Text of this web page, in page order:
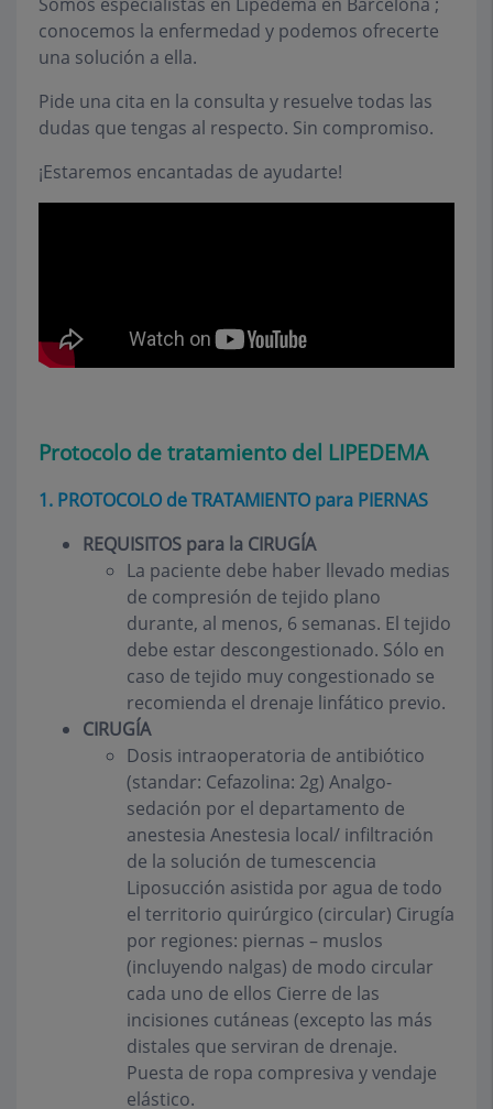
conocemos la enfermedad y podemos ofrecerte
una solución a ella.
Pide una cita en la consulta y resuelve todas las
dudas que tengas al respecto. Sin compromiso.
¡Estaremos encantadas de ayudarte!
Protocolo de tratamiento del LIPEDEMA
1. PROTOCOLO de TRATAMIENTO para PIERNAS
REQUISITOS para la CIRUGÍA
La paciente debe haber llevado medias
de compresión de tejido plano
durante, al menos, 6 semanas. El tejido
debe estar descongestionado. Sólo en
caso de tejido muy congestionado se
recomienda el drenaje linfático previo.
CIRUGÍA
Dosis intraoperatoria de antibiótico
(standar: Cefazolina: 2g) Analgo-
sedación por el departamento de
anestesia Anestesia local/ infiltración
de la solución de tumescencia
Liposucción asistida por agua de todo
el territorio quirúrgico (circular) Cirugía
por regiones: piernas – muslos
(incluyendo nalgas) de modo circular
cada uno de ellos Cierre de las
incisiones cutáneas (excepto las más
distales que serviran de drenaje.
Puesta de ropa compresiva y vendaje
elástico.